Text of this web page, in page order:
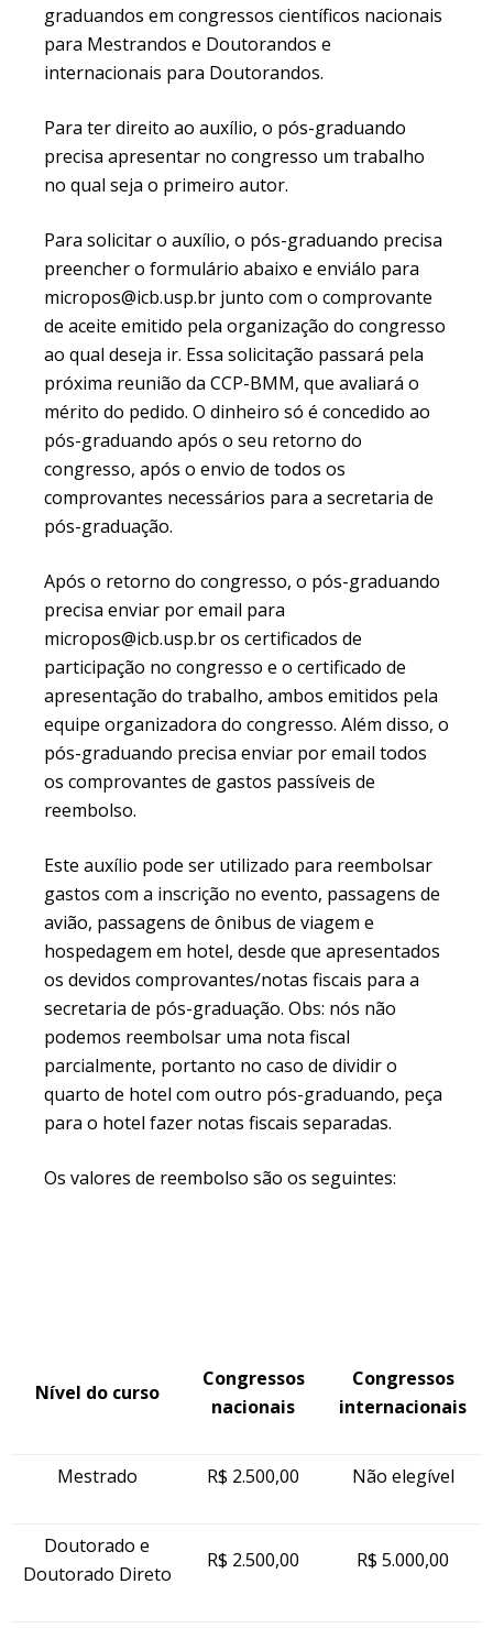
graduandos em congressos científicos nacionais
para Mestrandos e Doutorandos e
internacionais para Doutorandos.
Para ter direito ao auxílio, o pós-graduando
precisa apresentar no congresso um trabalho
no qual seja o primeiro autor.
Para solicitar o auxílio, o pós-graduando precisa
preencher o formulário abaixo e enviálo para
micropos@icb.usp.br junto com o comprovante
de aceite emitido pela organização do congresso
ao qual deseja ir. Essa solicitação passará pela
próxima reunião da CCP-BMM, que avaliará o
mérito do pedido. O dinheiro só é concedido ao
pós-graduando após o seu retorno do
congresso, após o envio de todos os
comprovantes necessários para a secretaria de
pós-graduação.
Após o retorno do congresso, o pós-graduando
precisa enviar por email para
micropos@icb.usp.br os certificados de
participação no congresso e o certificado de
apresentação do trabalho, ambos emitidos pela
equipe organizadora do congresso. Além disso, o
pós-graduando precisa enviar por email todos
os comprovantes de gastos passíveis de
reembolso.
Este auxílio pode ser utilizado para reembolsar
gastos com a inscrição no evento, passagens de
avião, passagens de ônibus de viagem e
hospedagem em hotel, desde que apresentados
os devidos comprovantes/notas fiscais para a
secretaria de pós-graduação. Obs: nós não
podemos reembolsar uma nota fiscal
parcialmente, portanto no caso de dividir o
quarto de hotel com outro pós-graduando, peça
para o hotel fazer notas fiscais separadas.
Os valores de reembolso são os seguintes:
Nível do curso
Congressos
nacionais
Congressos
internacionais
Mestrado R$ 2.500,00 Não elegível
Doutorado e
Doutorado Direto
R$ 2.500,00 R$ 5.000,00